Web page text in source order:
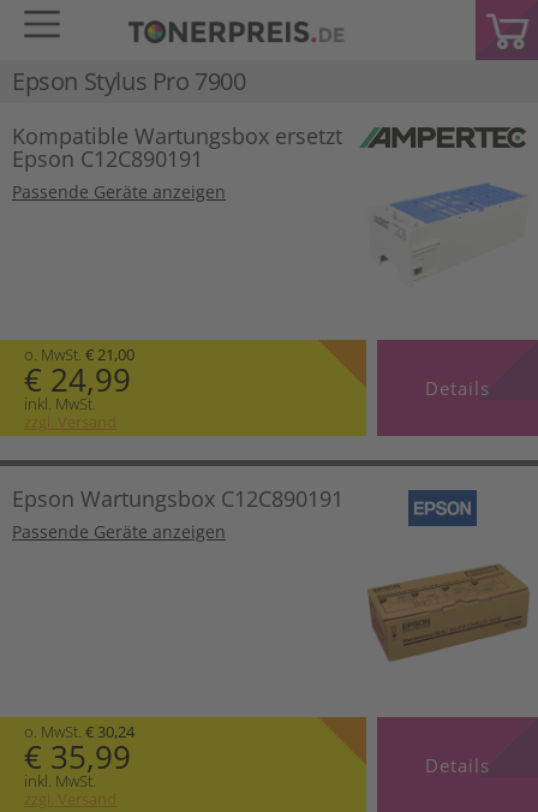
Epson Stylus Pro 7900
Kompatible Wartungsbox ersetzt
Epson C12C890191
Passende Geräte anzeigen
o. MwSt. € 21,00
€ 24,99
inkl. MwSt.
zzgl. Versand
Details
Epson Wartungsbox C12C890191
Passende Geräte anzeigen
o. MwSt. € 30,24
€ 35,99
inkl. MwSt.
zzgl. Versand
Details